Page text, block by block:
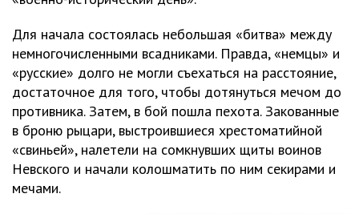
Для начала состоялась небольшая «битва» между
немногочисленными всадниками. Правда, «немцы» и
«русские» долго не могли съехаться на расстояние,
достаточное для того, чтобы дотянуться мечом до
противника. Затем, в бой пошла пехота. Закованные
в броню рыцари, выстроившиеся хрестоматийной
«свиньей», налетели на сомкнувших щиты воинов
Невского и начали колошматить по ним секирами и
мечами.